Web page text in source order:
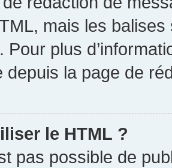
mais les
Pour plus
depuis la page de
le HTML ?
pas possible de